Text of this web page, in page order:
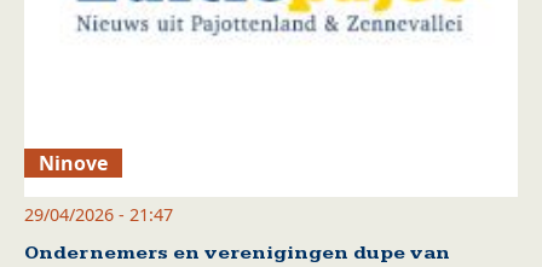
Ninove
29/04/2026 - 21:47
Ondernemers en verenigingen dupe van